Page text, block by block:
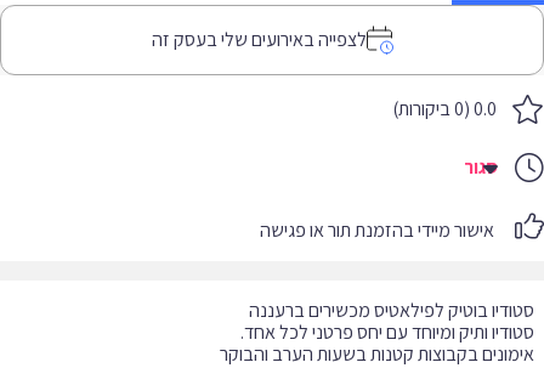
לצפייה באירועים שלי בעסק זה
0.0 (0 ביקורות)
סגור
אישור מיידי בהזמנת תור או פגישה
בקבוצות קטנות בשעות הערב והבוקר